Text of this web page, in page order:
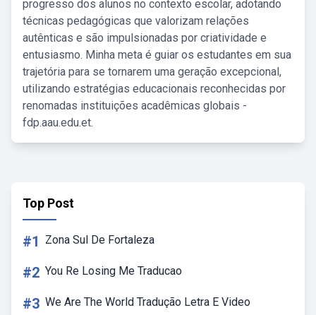
progresso dos alunos no contexto escolar, adotando
técnicas pedagógicas que valorizam relações
autênticas e são impulsionadas por criatividade e
entusiasmo. Minha meta é guiar os estudantes em sua
trajetória para se tornarem uma geração excepcional,
utilizando estratégias educacionais reconhecidas por
renomadas instituições acadêmicas globais -
fdp.aau.edu.et.
Top Post
#1 Zona Sul De Fortaleza
#2 You Re Losing Me Traducao
#3 We Are The World Tradução Letra E Video